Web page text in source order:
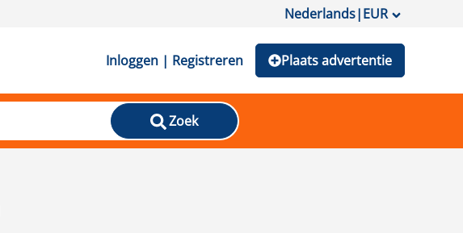
Nederlands|EUR
Inloggen | Registreren Plaats advertentie
Zoek